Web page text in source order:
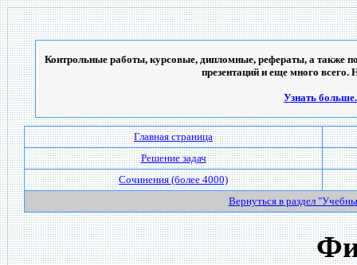
Контрольные работы, курсовые, дипломные, рефераты, а также
презентаций и еще много всего.
Узнать
Главная страница
Решение задач
Сочинения (более 4000)
Вернуться в раздел